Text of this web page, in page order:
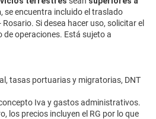
, se encuentra incluido el traslado
Rosario. Si desea hacer uso, solicitar el
de operaciones. Está sujeto a
tasas portuarias y migratorias, DNT
Iva y gastos administrativos.
los precios incluyen el RG por lo que